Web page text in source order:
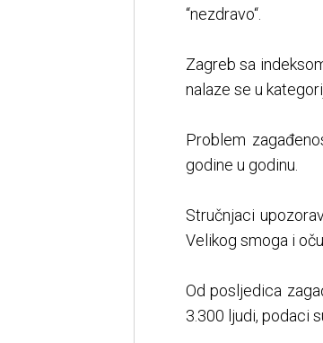
“nezdravo“.
Zagreb sa
nalaze se u
Problem
godine u godinu.
Stručnjaci
Velikog smoga i
Od posljedica
3.300 ljudi, podaci